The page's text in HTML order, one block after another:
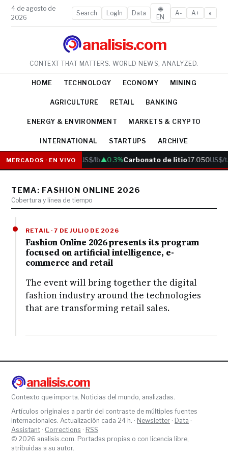
4 de agosto de
2026
Search LogIn Data
🌐
EN
A- A+ ◐
analisis.com
CONTEXT THAT MATTERS. WORLD NEWS, ANALYZED.
HOME TECHNOLOGY ECONOMY MINING
AGRICULTURE RETAIL BANKING
ENERGY & ENVIRONMENT MARKETS & CRYPTO
INTERNATIONAL STARTUPS ARCHIVE
MERCADOS · EN VIVO
Cobre6.05 US$/lb▲0.3%Carbonato de litio17.050US$/t
TEMA: FASHION ONLINE 2026
Cobertura y línea de tiempo
RETAIL · 7 DE JULIO DE 2026
Fashion Online 2026 presents its program
focused on artificial intelligence, e-
commerce and retail
The event will bring together the digital
fashion industry around the technologies
that are transforming retail sales.
analisis.com
Contexto que importa. Noticias del mundo, analizadas.
Artículos originales a partir del contraste de múltiples fuentes
internacionales. Actualización cada 24 h. · Newsletter · Data ·
Assistant · Corrections · RSS
© 2026 analisis.com. Portadas propias o con licencia libre,
atribuidas a su autor.